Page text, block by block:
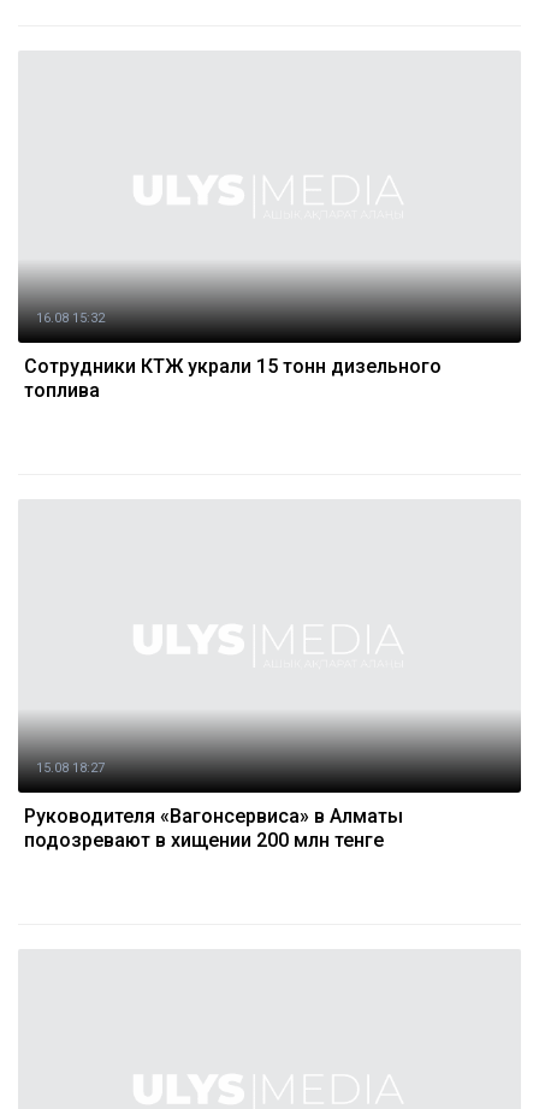
16.08 15:32
Сотрудники КТЖ украли 15 тонн дизельного
топлива
15.08 18:27
Руководителя «Вагонсервиса» в Алматы
подозревают в хищении 200 млн тенге